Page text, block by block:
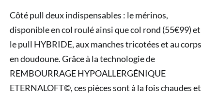
Côté pull deux indispensables : le mérinos,
disponible en col roulé ainsi que col rond (55€99) et
le pull HYBRIDE, aux manches tricotées et au corps
en doudoune. Grâce à la technologie de
REMBOURRAGE HYPOALLERGÉNIQUE
ETERNALOFT©, ces pièces sont à la fois chaudes et